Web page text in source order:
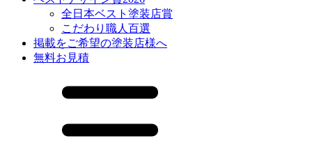
全日本ベスト塗装店賞
こだわり職人百選
掲載をご希望の塗装店様へ
無料お見積